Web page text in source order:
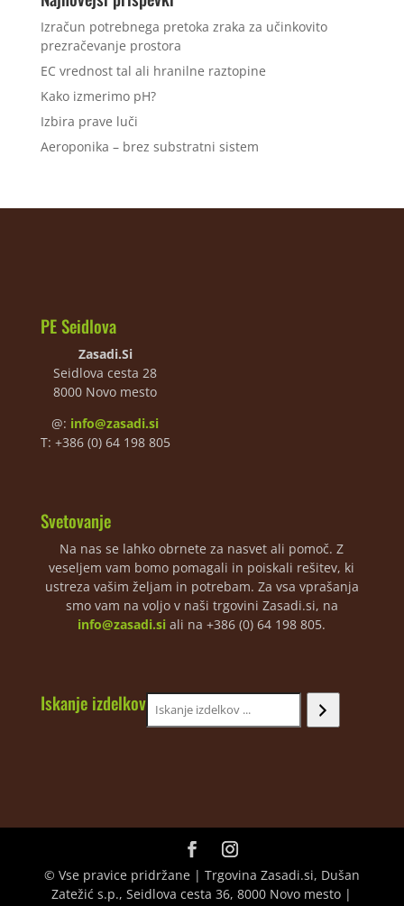
€229,99.
Izračun potrebnega pretoka zraka za učinkovito
prezračevanje prostora
EC vrednost tal ali hranilne raztopine
Kako izmerimo pH?
Izbira prave luči
Aeroponika – brez substratni sistem
PE Seidlova
Zasadi.Si
Seidlova cesta 28
8000 Novo mesto
@: info@zasadi.si
T: +386 (0) 64 198 805
Svetovanje
Na nas se lahko obrnete za nasvet ali pomoč. Z
veseljem vam bomo pomagali in poiskali rešitev, ki
ustreza vašim željam in potrebam. Za vsa vprašanja
smo vam na voljo v naši trgovini Zasadi.si, na
info@zasadi.si ali na +386 (0) 64 198 805.
Iskanje izdelkov
© Vse pravice pridržane | Trgovina Zasadi.si, Dušan
Zatežić s.p., Seidlova cesta 36, 8000 Novo mesto |